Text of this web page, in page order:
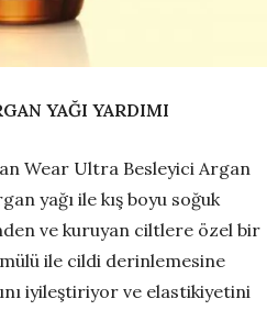
YAĞI YARDIMI
Wear Ultra Besleyici Argan
yağı ile kış boyu soğuk
ve kuruyan ciltlere özel bir
ile cildi derinlemesine
iyileştiriyor ve elastikiyetini